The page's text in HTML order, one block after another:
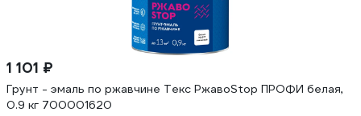
1 101 ₽
Грунт - эмаль по ржавчине Текс РжавоStop ПРОФИ белая,
0.9 кг 700001620